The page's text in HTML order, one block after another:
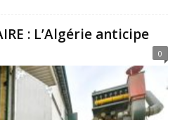
: L’Algérie anticipe
0